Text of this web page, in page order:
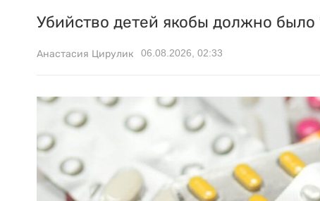
Убийство детей якобы должно было
Анастасия Цирулик 06.08.2026, 02:33